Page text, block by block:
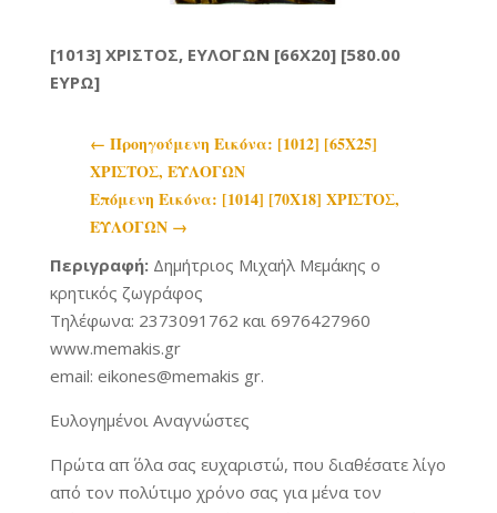
[1013] ΧΡΙΣΤΟΣ, ΕΥΛΟΓΩΝ [66X20] [580.00
ΕΥΡΩ]
← Προηγoύμενη Εικόνα: [1012] [65Χ25]
ΧΡΙΣΤΟΣ, ΕΥΛΟΓΩΝ
Επόμενη Εικόνα: [1014] [70Χ18] ΧΡΙΣΤΟΣ,
ΕΥΛΟΓΩΝ→
Περιγραφή:Δημήτριος Μιχαήλ Μεμάκης ο
κρητικός ζωγράφος
Τηλέφωνα: 2373091762 και 6976427960
www.memakis.gr
email: eikones@memakis gr.
Ευλογημένοι Αναγνώστες
Πρώτα απ΄ όλα σας ευχαριστώ, που διαθέσατε λίγο
από τον πολύτιμο χρόνο σας για μένα τον